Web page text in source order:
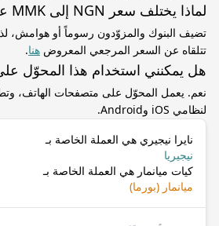
لماذا يختلف سعر NGN إلى MMK عن سعر البنك؟
تضيف البنوك والمزوّدون رسوماً أو هوامش،
تتلقاه عن السعر المرجعي المعروض هنا.
هل يمكنني استخدام هذا المحوّل
نعم. يعمل المحوّل على متصفحات الهاتف،
لنظامي iOS وAndroid.
نايرا نيجيري هي العملة الخاصة بـ
نيجيريا
كيات ميانمار هي العملة الخاصة بـ
ميانمار (بورما)